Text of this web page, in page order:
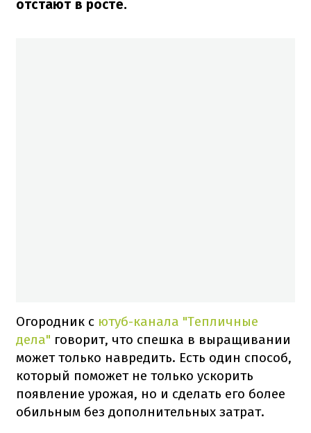
отстают в росте.
Огородник с ютуб-канала "Тепличные
дела" говорит, что спешка в выращивании
может только навредить. Есть один способ,
который поможет не только ускорить
появление урожая, но и сделать его более
обильным без дополнительных затрат.